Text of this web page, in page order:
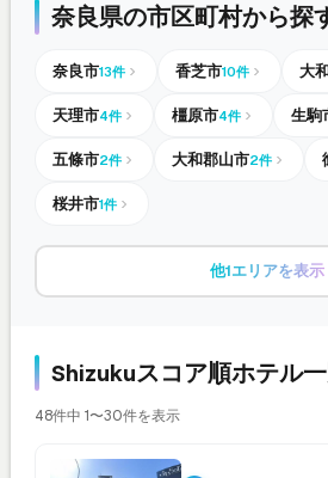
奈良県の市区町村から探
奈良市13件 香芝市10件 大
天理市4件 橿原市4件 生駒
五條市2件 大和郡山市2件
桜井市1件
他1エリアを表示
Shizukuスコア順ホテル
48件中 1〜30件を表示